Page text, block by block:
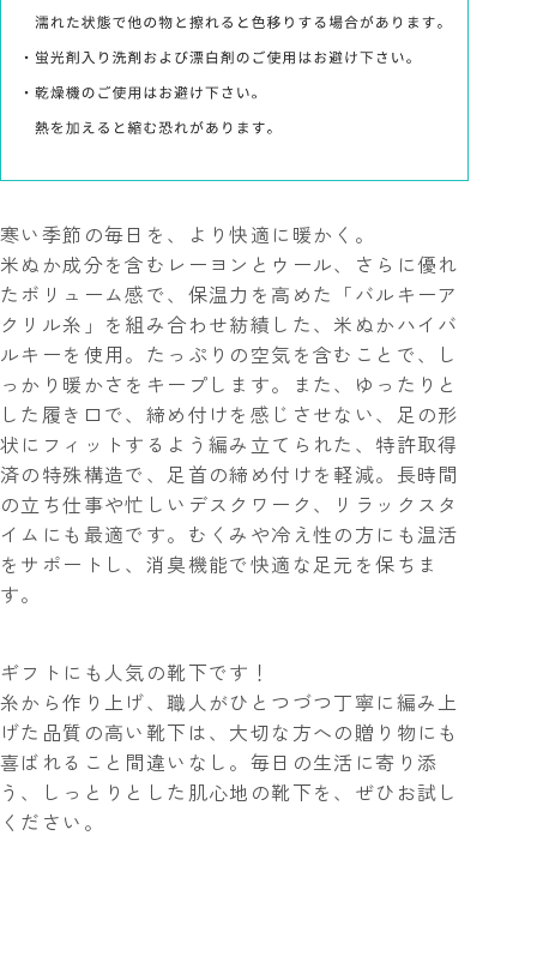
寒い季節の毎日を、より快適に暖かく。
米ぬか成分を含むレーヨンとウール、さらに優れ
たボリューム感で、保温力を高めた「バルキーア
クリル糸」を組み合わせ紡績した、米ぬかハイバ
ルキーを使用。たっぷりの空気を含むことで、し
っかり暖かさをキープします。また、ゆったりと
した履き口で、締め付けを感じさせない、足の形
状にフィットするよう編み立てられた、特許取得
済の特殊構造で、足首の締め付けを軽減。長時間
の立ち仕事や忙しいデスクワーク、リラックスタ
イムにも最適です。むくみや冷え性の方にも温活
をサポートし、消臭機能で快適な足元を保ちま
す。
ギフトにも人気の靴下です！
糸から作り上げ、職人がひとつづつ丁寧に編み上
げた品質の高い靴下は、大切な方への贈り物にも
喜ばれること間違いなし。毎日の生活に寄り添
う、しっとりとした肌心地の靴下を、ぜひお試し
ください。